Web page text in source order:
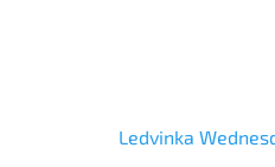
Ledvinka